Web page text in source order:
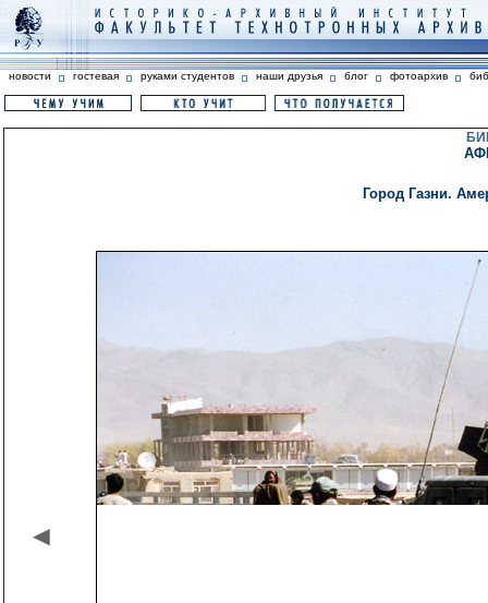
новости гостевая руками студентов наши друзья блог фотоархив
Город Газни.